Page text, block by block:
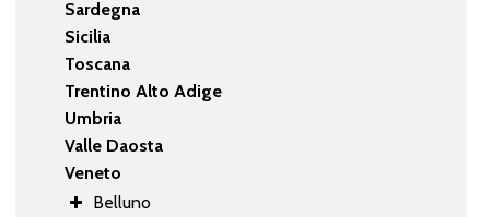
Sardegna
Sicilia
Toscana
Trentino Alto Adige
Umbria
Valle Daosta
Veneto
Belluno